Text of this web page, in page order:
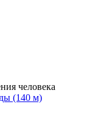
человека
(140 м)